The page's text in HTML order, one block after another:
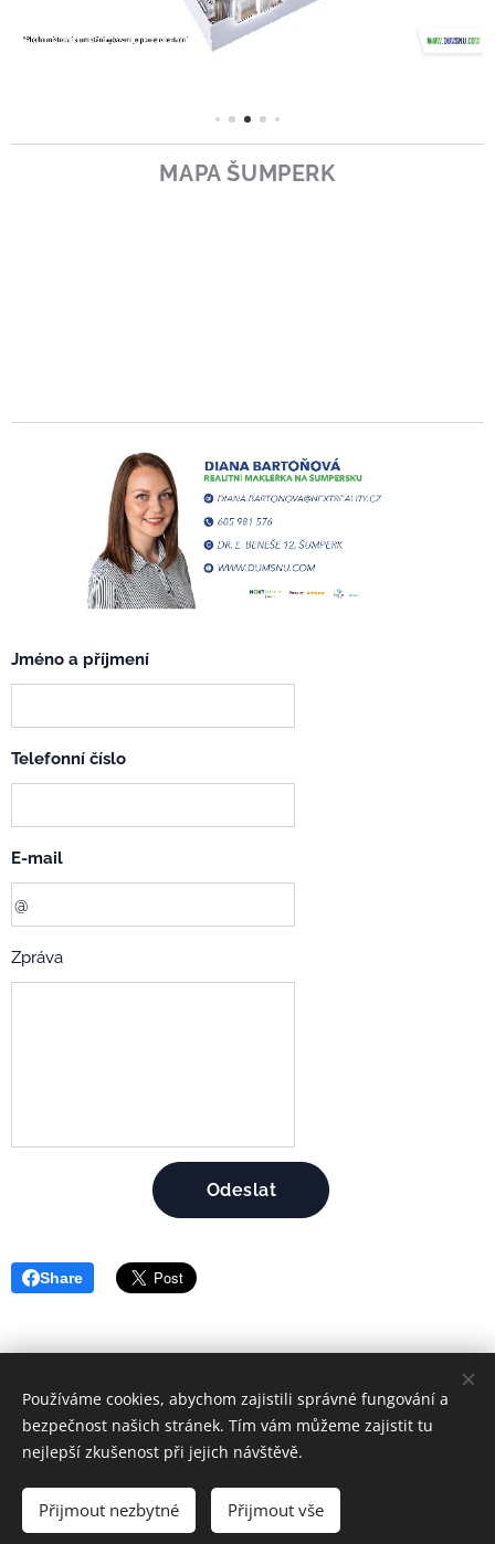
MAPA ŠUMPERK
Jméno a příjmení
Telefonní číslo
E-mail
Zpráva
Odeslat
Share
© 2025 NEXT REALITY DŮM SNŮ ŠUMPERK
dumsnu@nextreality.cz
+ 420 777 162 300
MGR. VERONIKA CHLÁDKOVÁ
Používáme cookies, abychom zajistili správné fungování a
bezpečnost našich stránek. Tím vám můžeme zajistit tu
nejlepší zkušenost při jejich návštěvě.
Přijmout nezbytné Přijmout vše